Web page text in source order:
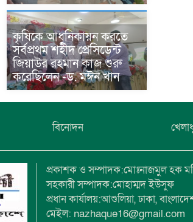
কৃষিকে আধুনিকায়ন করতে
সর্বপ্রথম শহীদ প্রেসিডেন্ট
জিয়াউর রহমান কাজ শুরু
করেছিলেন -ড. মঈন খান
বিনোদন
প্রকাশক ও সম্পাদক:মোঃনাজমুল হক
সহকারী সম্পাদক:মোহাম্মদ ইউসুফ
প্রধান কার্যালয়:আশুলিয়া, ঢাকা,
মেইল: nazhaque16@gmail.com